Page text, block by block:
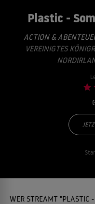
Plastic -
ACTION &
VEREINIGTES
WER STREAMT "PLASTIC